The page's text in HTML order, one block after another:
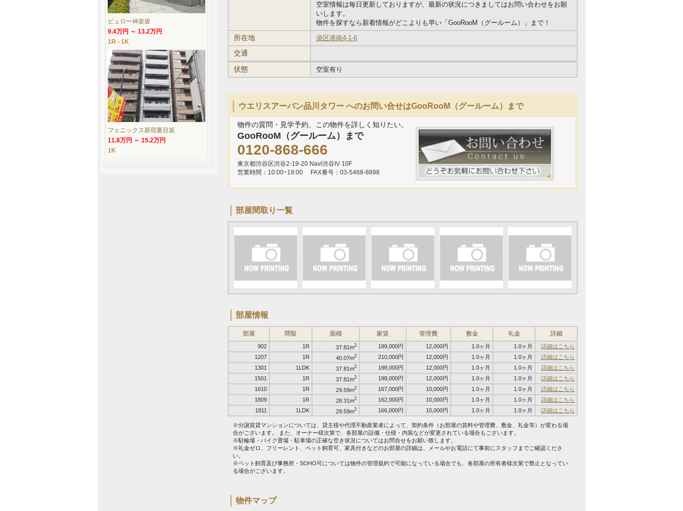
空室情報は毎日更新しておりますが、最新の状況につきましてはお問い合わせをお願
いします。
物件を探すなら新着情報がどこよりも早い「GooRooM（グールーム）」まで！
所在地 港区港南4-1-6
交通
状態
空室有り
ウエリスアーバン品川タワー へのお問い合せはGooRooM（グールーム）まで
物件の質問・見学予約、この物件を詳しく知りたい。
GooRooM（グールーム）まで
0120-868-666
東京都渋谷区渋谷2-19-20 Navi渋谷IV 10F
営業時間：10:00~19:00
FAX番号：03-5468-8898
部屋間取り一覧
部屋情報
部屋 間取 面積 家賃 管理費 敷金 礼金 詳細
902 1R 37.81m2 199,000円 12,000円 1.0ヶ月 1.0ヶ月
詳細はこちら
1207
1R 40.07m2 210,000円 12,000円 1.0ヶ月 1.0ヶ月
詳細はこちら
1301
1LDK 37.81m2 198,000円 12,000円 1.0ヶ月 1.0ヶ月
詳細はこちら
1501
1R 37.81m2 198,000円 12,000円 1.0ヶ月 1.0ヶ月
詳細はこちら
1610
1R 29.59m2 167,000円 10,000円 1.0ヶ月 1.0ヶ月
詳細はこちら
1809
1R 28.31m2 162,000円 10,000円 1.0ヶ月 1.0ヶ月
詳細はこちら
1811
1LDK 29.59m2 166,000円 10,000円 1.0ヶ月 1.0ヶ月 詳細はこちら
※分譲賃貸マンションについては、貸主様や代理不動産業者によって、契約条件（お部屋の賃料や管理費、敷金、礼金等）が変わる場
合がございます。 また、オーナー様次第で、各部屋の設備・仕様・内装などが変更されている場合もございます。
※駐輪場・バイク置場・駐車場の正確な空き状況についてはお問合せをお願い致します。
※礼金ゼロ、フリーレント、ペット飼育可、家具付きなどのお部屋の詳細は、メールやお電話にて事前にスタッフまでご確認くださ
い。
※ペット飼育及び事務所・SOHO可については物件の管理規約で可能になっている場合でも、各部屋の所有者様次第で禁止となってい
る場合がございます。
物件マップ
ビュロー神楽坂
9.4万円 ～ 13.2万円
1R - 1K
フェニックス新宿夏目坂
11.8万円 ～ 15.2万円
1K